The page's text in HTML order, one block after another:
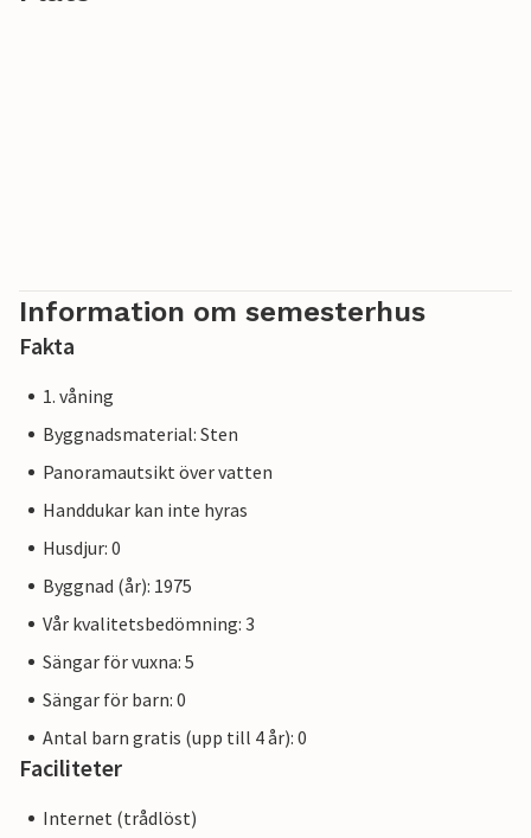
Information om semesterhus
Fakta
1. våning
Byggnadsmaterial: Sten
Panoramautsikt över vatten
Handdukar kan inte hyras
Husdjur: 0
Byggnad (år): 1975
Vår kvalitetsbedömning: 3
Sängar för vuxna: 5
Sängar för barn: 0
Antal barn gratis (upp till 4 år): 0
Faciliteter
Internet (trådlöst)